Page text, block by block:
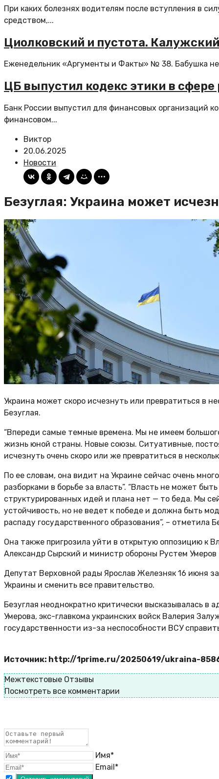
При каких болезнях водителям после вступления в
средством,...
Циолковский и пустота.
Еженедельник «Аргументы и Факты» № 38. Бабушка
ЦБ выпустил кодекс этики в
Банк России выпустил для финансовых организаций
финансовом...
Виктор
20.06.2025
Новости
Безуглая: Украина может
Украина может скоро исчезнуть или превратиться в
Безуглая.
“Впереди самые темные времена. Мы не имеем
жизнь юной страны. Новые союзы. Ситуативные,
исчезнуть очень скоро или же превратиться в
По ее словам, она видит на Украине сейчас очень
разборками в борьбе за власть”. “Власть не может
структурированных идей и плана нет — то беда. Мы
устойчивость, но не ведет к победе и должна быть
распаду государственного образования”, – отметила
Она также пригрозила уйти в открытую оппозицию к
Александр Сырский и министр обороны Рустем
Депутат Верховной рады Ярослав Железняк 16 июня
Украины и сменить все правительство.
Безуглая неоднократно критически высказывалась в
Умерова, экс-главкома украинских войск Валерия
государственности из-за неспособности ВСУ
Источник: http://1prime.ru/20250619/ukraina-
Межтекстовые Отзывы
Посмотреть все комментарии
Имя*
Email*